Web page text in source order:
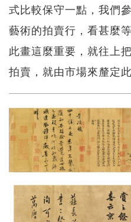
式比較保守一點，我們
藝術的拍賣行，看甚麼
此畫這麼重要，就往上
拍賣，就由市場來釐定